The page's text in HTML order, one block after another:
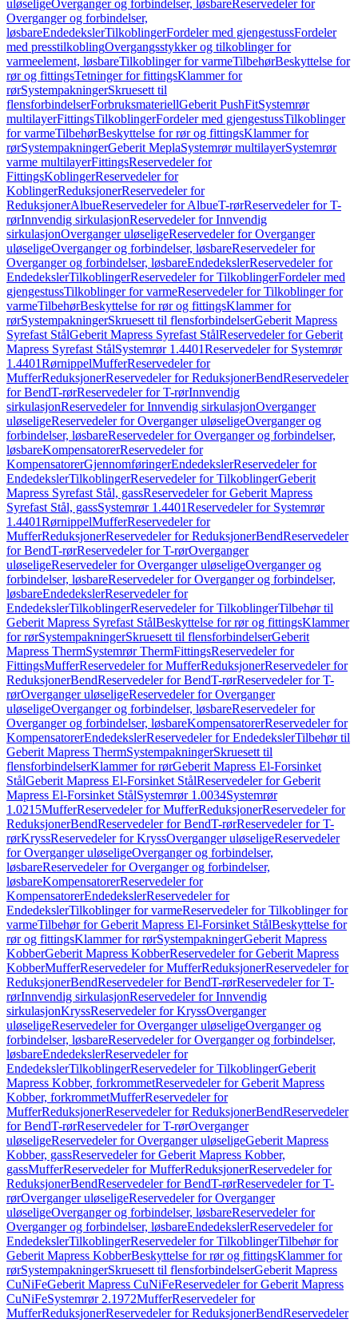
uløseligeOverganger og forbindelser, løsbareReservedeler for
Overganger og forbindelser,
løsbareEndedekslerTilkoblingerFordeler med gjengestussFordeler
med presstilkoblingOvergangsstykker og tilkoblinger for
varmeelement, løsbareTilkoblinger for varmeTilbehørBeskyttelse for
rør og fittingsTetninger for fittingsKlammer for
rørSystempakningerSkruesett til
flensforbindelserForbruksmateriellGeberit PushFitSystemrør
multilayerFittingsTilkoblingerFordeler med gjengestussTilkoblinger
for varmeTilbehørBeskyttelse for rør og fittingsKlammer for
rørSystempakningerGeberit MeplaSystemrør multilayerSystemrør
varme multilayerFittingsReservedeler for
FittingsKoblingerReservedeler for
KoblingerReduksjonerReservedeler for
ReduksjonerAlbueReservedeler for AlbueT-rørReservedeler for T-
rørInnvendig sirkulasjonReservedeler for Innvendig
sirkulasjonOverganger uløseligeReservedeler for Overganger
uløseligeOverganger og forbindelser, løsbareReservedeler for
Overganger og forbindelser, løsbareEndedekslerReservedeler for
EndedekslerTilkoblingerReservedeler for TilkoblingerFordeler med
gjengestussTilkoblinger for varmeReservedeler for Tilkoblinger for
varmeTilbehørBeskyttelse for rør og fittingsKlammer for
rørSystempakningerSkruesett til flensforbindelserGeberit Mapress
Syrefast StålGeberit Mapress Syrefast StålReservedeler for Geberit
Mapress Syrefast StålSystemrør 1.4401Reservedeler for Systemrør
1.4401RørnippelMufferReservedeler for
MufferReduksjonerReservedeler for ReduksjonerBendReservedeler
for BendT-rørReservedeler for T-rørInnvendig
sirkulasjonReservedeler for Innvendig sirkulasjonOverganger
uløseligeReservedeler for Overganger uløseligeOverganger og
forbindelser, løsbareReservedeler for Overganger og forbindelser,
løsbareKompensatorerReservedeler for
KompensatorerGjennomføringerEndedekslerReservedeler for
EndedekslerTilkoblingerReservedeler for TilkoblingerGeberit
Mapress Syrefast Stål, gassReservedeler for Geberit Mapress
Syrefast Stål, gassSystemrør 1.4401Reservedeler for Systemrør
1.4401RørnippelMufferReservedeler for
MufferReduksjonerReservedeler for ReduksjonerBendReservedeler
for BendT-rørReservedeler for T-rørOverganger
uløseligeReservedeler for Overganger uløseligeOverganger og
forbindelser, løsbareReservedeler for Overganger og forbindelser,
løsbareEndedekslerReservedeler for
EndedekslerTilkoblingerReservedeler for TilkoblingerTilbehør til
Geberit Mapress Syrefast StålBeskyttelse for rør og fittingsKlammer
for rørSystempakningerSkruesett til flensforbindelserGeberit
Mapress ThermSystemrør ThermFittingsReservedeler for
FittingsMufferReservedeler for MufferReduksjonerReservedeler for
ReduksjonerBendReservedeler for BendT-rørReservedeler for T-
rørOverganger uløseligeReservedeler for Overganger
uløseligeOverganger og forbindelser, løsbareReservedeler for
Overganger og forbindelser, løsbareKompensatorerReservedeler for
KompensatorerEndedekslerReservedeler for EndedekslerTilbehør til
Geberit Mapress ThermSystempakningerSkruesett til
flensforbindelserKlammer for rørGeberit Mapress El-Forsinket
StålGeberit Mapress El-Forsinket StålReservedeler for Geberit
Mapress El-Forsinket StålSystemrør 1.0034Systemrør
1.0215MufferReservedeler for MufferReduksjonerReservedeler for
ReduksjonerBendReservedeler for BendT-rørReservedeler for T-
rørKryssReservedeler for KryssOverganger uløseligeReservedeler
for Overganger uløseligeOverganger og forbindelser,
løsbareReservedeler for Overganger og forbindelser,
løsbareKompensatorerReservedeler for
KompensatorerEndedekslerReservedeler for
EndedekslerTilkoblinger for varmeReservedeler for Tilkoblinger for
varmeTilbehør for Geberit Mapress El-Forsinket StålBeskyttelse for
rør og fittingsKlammer for rørSystempakningerGeberit Mapress
KobberGeberit Mapress KobberReservedeler for Geberit Mapress
KobberMufferReservedeler for MufferReduksjonerReservedeler for
ReduksjonerBendReservedeler for BendT-rørReservedeler for T-
rørInnvendig sirkulasjonReservedeler for Innvendig
sirkulasjonKryssReservedeler for KryssOverganger
uløseligeReservedeler for Overganger uløseligeOverganger og
forbindelser, løsbareReservedeler for Overganger og forbindelser,
løsbareEndedekslerReservedeler for
EndedekslerTilkoblingerReservedeler for TilkoblingerGeberit
Mapress Kobber, forkrommetReservedeler for Geberit Mapress
Kobber, forkrommetMufferReservedeler for
MufferReduksjonerReservedeler for ReduksjonerBendReservedeler
for BendT-rørReservedeler for T-rørOverganger
uløseligeReservedeler for Overganger uløseligeGeberit Mapress
Kobber, gassReservedeler for Geberit Mapress Kobber,
gassMufferReservedeler for MufferReduksjonerReservedeler for
ReduksjonerBendReservedeler for BendT-rørReservedeler for T-
rørOverganger uløseligeReservedeler for Overganger
uløseligeOverganger og forbindelser, løsbareReservedeler for
Overganger og forbindelser, løsbareEndedekslerReservedeler for
EndedekslerTilkoblingerReservedeler for TilkoblingerTilbehør for
Geberit Mapress KobberBeskyttelse for rør og fittingsKlammer for
rørSystempakningerSkruesett til flensforbindelserGeberit Mapress
CuNiFeGeberit Mapress CuNiFeReservedeler for Geberit Mapress
CuNiFeSystemrør 2.1972MufferReservedeler for
MufferReduksjonerReservedeler for ReduksjonerBendReservedeler